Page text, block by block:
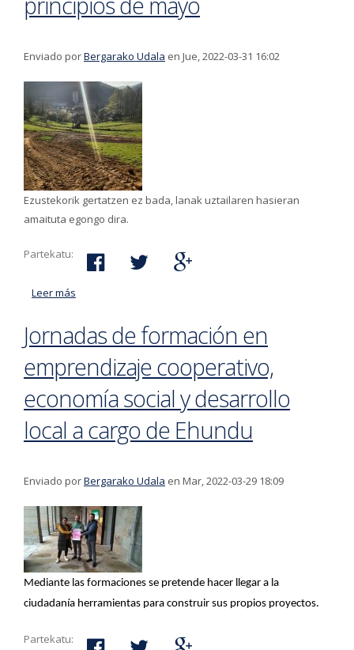
Enviado porBergarako Udala en Jue, 2022-03-31 16:02
Ezustekorik gertatzen ez bada, lanak uztailaren hasieran
amaituta egongo dira.
Partekatu:
Leer más
abrir el plazo de inscripción a principios de mayo
Jornadas de formación en
emprendizaje cooperativo,
economía social y desarrollo
local a cargo de Ehundu
Enviado porBergarako Udala en Mar, 2022-03-29 18:09
Mediante las formaciones se pretende hacer llegar a la
ciudadanía herramientas para construir sus propios proyectos.
Partekatu: